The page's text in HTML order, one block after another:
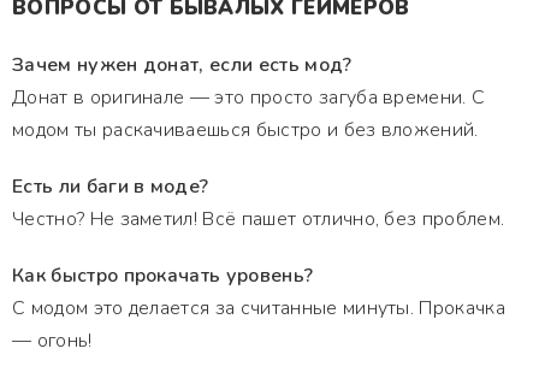
ВОПРОСЫ ОТ БЫВАЛЫХ ГЕЙМЕРОВ
Зачем нужен донат, если есть мод?
Донат в оригинале — это просто загуба времени. С
модом ты раскачиваешься быстро и без вложений.
Есть ли баги в моде?
Честно? Не заметил! Всё пашет отлично, без проблем.
Как быстро прокачать уровень?
С модом это делается за считанные минуты. Прокачка
— огонь!